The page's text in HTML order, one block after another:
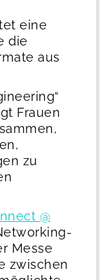
eine
die
aus
Frauen
zu
@
Messe
zwischen